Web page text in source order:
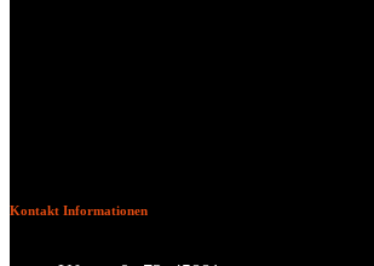
Kontakt Informationen